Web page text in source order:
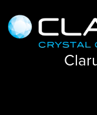
to
main
to
footer
Clarus
Audiophile
Collection